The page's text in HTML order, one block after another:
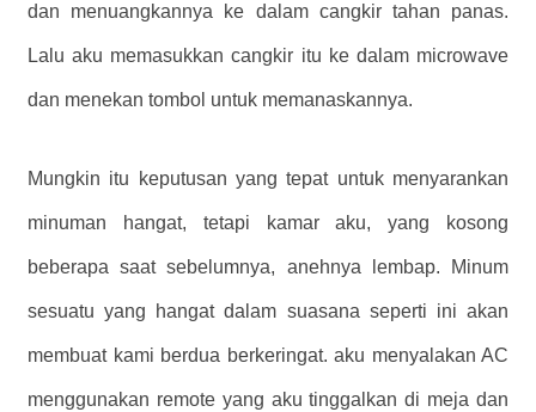
dan menuangkannya ke dalam cangkir tahan panas.
Lalu aku memasukkan cangkir itu ke dalam microwave
dan menekan tombol untuk memanaskannya.
Mungkin itu keputusan yang tepat untuk menyarankan
minuman hangat, tetapi kamar aku, yang kosong
beberapa saat sebelumnya, anehnya lembap. Minum
sesuatu yang hangat dalam suasana seperti ini akan
membuat kami berdua berkeringat. aku menyalakan AC
menggunakan remote yang aku tinggalkan di meja dan